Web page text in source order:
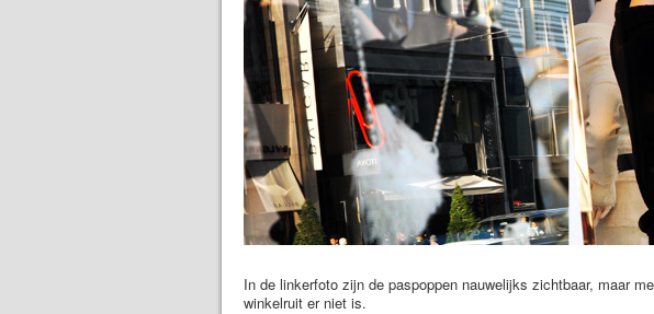
In de linkerfoto zijn de paspoppen nauwelijks zichtbaar, maar
winkelruit er niet is.